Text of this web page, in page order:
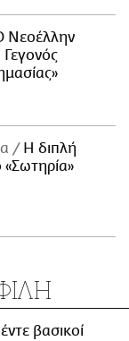
Νεοέλλην
Γεγονός
Η διπλή
«Σωτηρία»
βασικοί